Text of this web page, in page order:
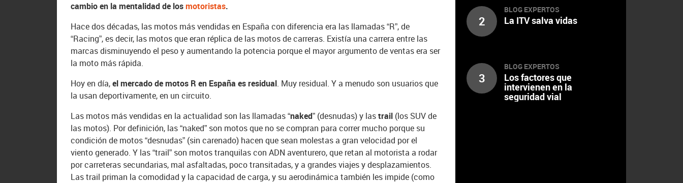
cambio en la mentalidad de losmotoristas.
Hace dos décadas, las motos más vendidas en España con diferencia era las llamadas “R”, de
“Racing”, es decir, las motos que eran réplica de las motos de carreras. Existía una carrera entre las
marcas disminuyendo el peso y aumentando la potencia porque el mayor argumento de ventas era ser
la moto más rápida.
Hoy en día,el mercado de motos R en España es residual. Muy residual. Y a menudo son usuarios que
la usan deportivamente, en un circuito.
Las motos más vendidas en la actualidad son las llamadas “naked” (desnudas) y lastrail (los SUV de
las motos). Por definición, las “naked” son motos que no se compran para correr mucho porque su
condición de motos “desnudas” (sin carenado) hacen que sean molestas a gran velocidad por el
viento generado. Y las “trail” son motos tranquilas con ADN aventurero, que retan al motorista a rodar
por carreteras secundarias, mal asfaltadas, poco transitadas, y a grandes viajes y desplazamientos.
Las trail priman la comodidad y la capacidad de carga, y su aerodinámica también les impide (como
2
BLOG EXPERTOS
La ITV salva vidas
3
BLOG EXPERTOS
Los factores que
intervienen en la
seguridad vial